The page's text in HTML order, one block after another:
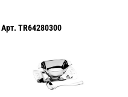
Арт. TR64280300